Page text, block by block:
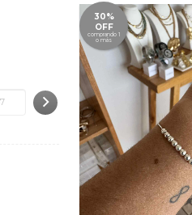
30%
OFF
comprando 1
o más